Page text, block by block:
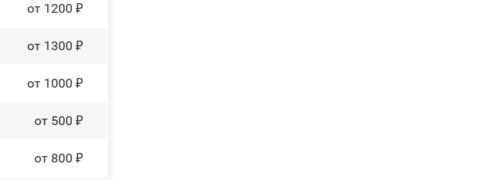
от 1200 ₽
от 1300 ₽
от 1000 ₽
от 500 ₽
от 800 ₽